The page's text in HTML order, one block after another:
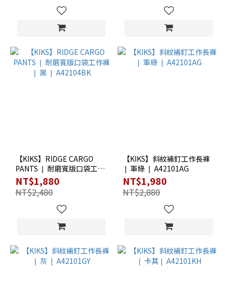
【KIKS】RIDGE CARGO
PANTS ❘ 耐磨寬版口袋工作
褲 ❘ 黑 ❘ A42104BK
NT$1,880
NT$2,480
【KIKS】斜紋補釘工作長褲
❘ 軍綠 ❘ A42101AG
NT$1,980
NT$2,880